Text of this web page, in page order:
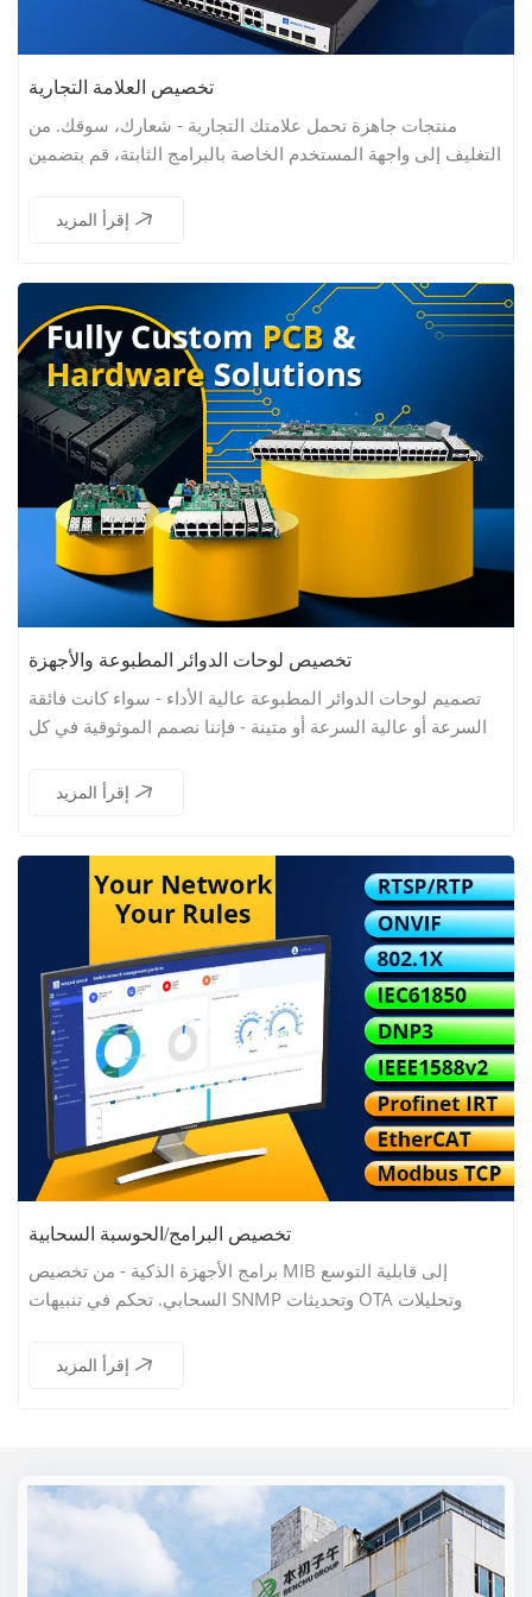
تخصيص العلامة التجارية
منتجات جاهزة تحمل علامتك التجارية - شعارك، سوقك. من
التغليف إلى واجهة المستخدم الخاصة بالبرامج الثابتة، قم بتضمين
إقرأ المزيد
تخصيص لوحات الدوائر المطبوعة والأجهزة
تصميم لوحات الدوائر المطبوعة عالية الأداء - سواء كانت فائقة
السرعة أو عالية السرعة أو متينة - فإننا نصمم الموثوقية في كل
إقرأ المزيد
تخصيص البرامج/الحوسبة السحابية
برامج الأجهزة الذكية - من تخصيص MIB إلى قابلية التوسع
السحابي. تحكم في تنبيهات SNMP وتحديثات OTA وتحليلات
إقرأ المزيد